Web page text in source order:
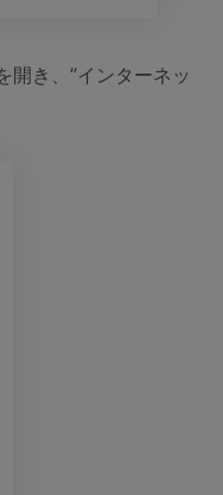
き、”インターネッ